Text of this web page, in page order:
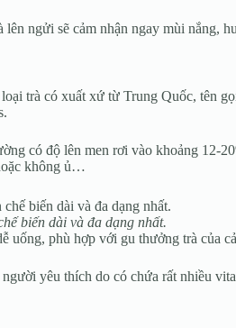
ngửi sẽ cảm nhận ngay mùi nắng,
trà có xuất xứ từ Trung Quốc, tên
có độ lên men rơi vào khoảng 12-
không ủ…
biến dài và đa dạng nhất.
uống, phù hợp với gu thưởng trà của
yêu thích do có chứa rất nhiều